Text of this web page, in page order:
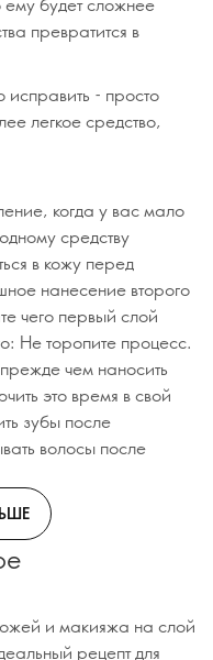
превратится в
исправить - просто
легкое средство,
когда у вас мало
средству
в кожу перед
нанесение второго
чего первый слой
Не торопите процесс.
чем наносить
это время в свой
зубы после
волосы после
и макияжа на слой
рецепт для